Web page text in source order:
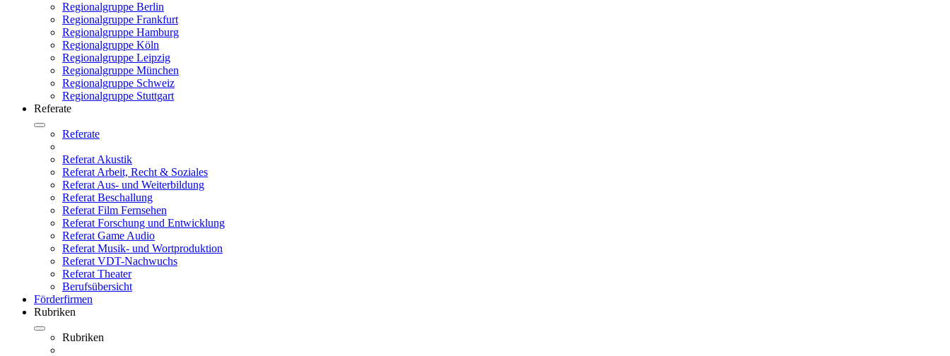
Regionalgruppe Berlin
Regionalgruppe Frankfurt
Regionalgruppe Hamburg
Regionalgruppe Köln
Regionalgruppe Leipzig
Regionalgruppe München
Regionalgruppe Schweiz
Regionalgruppe Stuttgart
Referate
Referate
Referat Akustik
Referat Arbeit, Recht & Soziales
Referat Aus- und Weiterbildung
Referat Beschallung
Referat Film Fernsehen
Referat Forschung und Entwicklung
Referat Game Audio
Referat Musik- und Wortproduktion
Referat VDT-Nachwuchs
Referat Theater
Berufsübersicht
Förderfirmen
Rubriken
Rubriken